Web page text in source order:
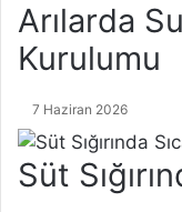
Arılarda
Kurulumu
7 Haziran 2026
Süt